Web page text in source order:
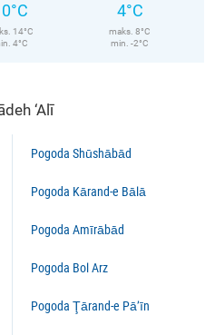
14°C
4°C
4°C
maks. 8°C
min. -2°C
‘Alī
Pogoda Shūshābād
Pogoda Kārand-e Bālā
Pogoda Amīrābād
Pogoda Bol Arz
Pogoda Ţārand-e Pā’īn